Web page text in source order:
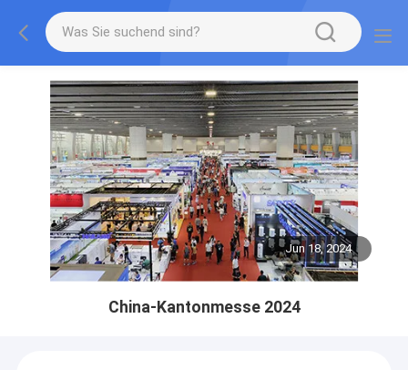
Jun 18, 2024
China-Kantonmesse 2024